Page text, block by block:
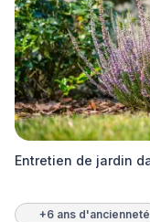
Entretien de jardin
+6 ans d'ancienneté